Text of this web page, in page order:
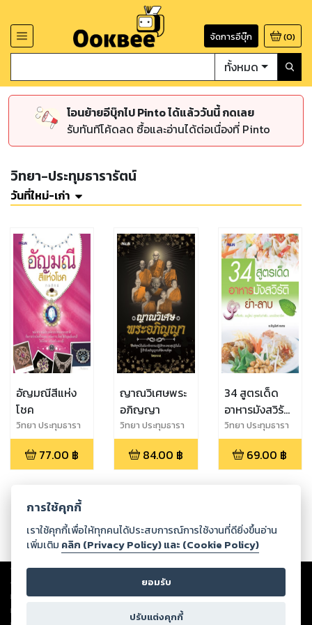
จัดการอีบุ๊ก (0)
ทั้งหมด
โอนย้ายอีบุ๊กไป Pinto ได้แล้ววันนี้ กดเลย
รับทันทีโค้ดลด ซื้อและอ่านได้ต่อเนื่องที่ Pinto
วิทยา-ประทุมธารารัตน์
วันที่ใหม่-เก่า
อัญมณีสีแห่ง
โชค
วิทยา ประทุมธารา
รัตน์
77.00 ฿
ญาณวิเศษพระ
อภิญญา
วิทยา ประทุมธารา
รัตน์
84.00 ฿
34 สูตรเด็ด
อาหารมังสวิรัติ
ยำ-ลาบ
วิทยา ประทุมธารา
รัตน์
69.00 ฿
Copyright ©2026Storylog Co., Ltd. - สตอรี่ล็อกขอสงวนสิทธิ์ไม่รับผิดชอบ
ต่อผลงานหรือเนื้อหาใดที่อัปโหลดผ่านเว็บไซต์และปรากฏว่าละเมิดสิทธิใน
ทรัพย์สินทางปัญญาของบุคคลอื่นหรือขัดต่อกฎหมายและศีลธรรม ดังนั้น ผู้อ่าน
ทุกท่านโปรดใช้วิจารณญาณในการกลั่นกรองด้วยตนเอง และหากท่านพบว่าส่วน
การใช้คุกกี้
เราใช้คุกกี้เพื่อให้ทุกคนได้ประสบการณ์การใช้งานที่ดียิ่งขึ้นอ่าน
เพิ่มเติม คลิก (Privacy Policy) และ (Cookie Policy)
ยอมรับ
ปรับแต่งคุกกี้